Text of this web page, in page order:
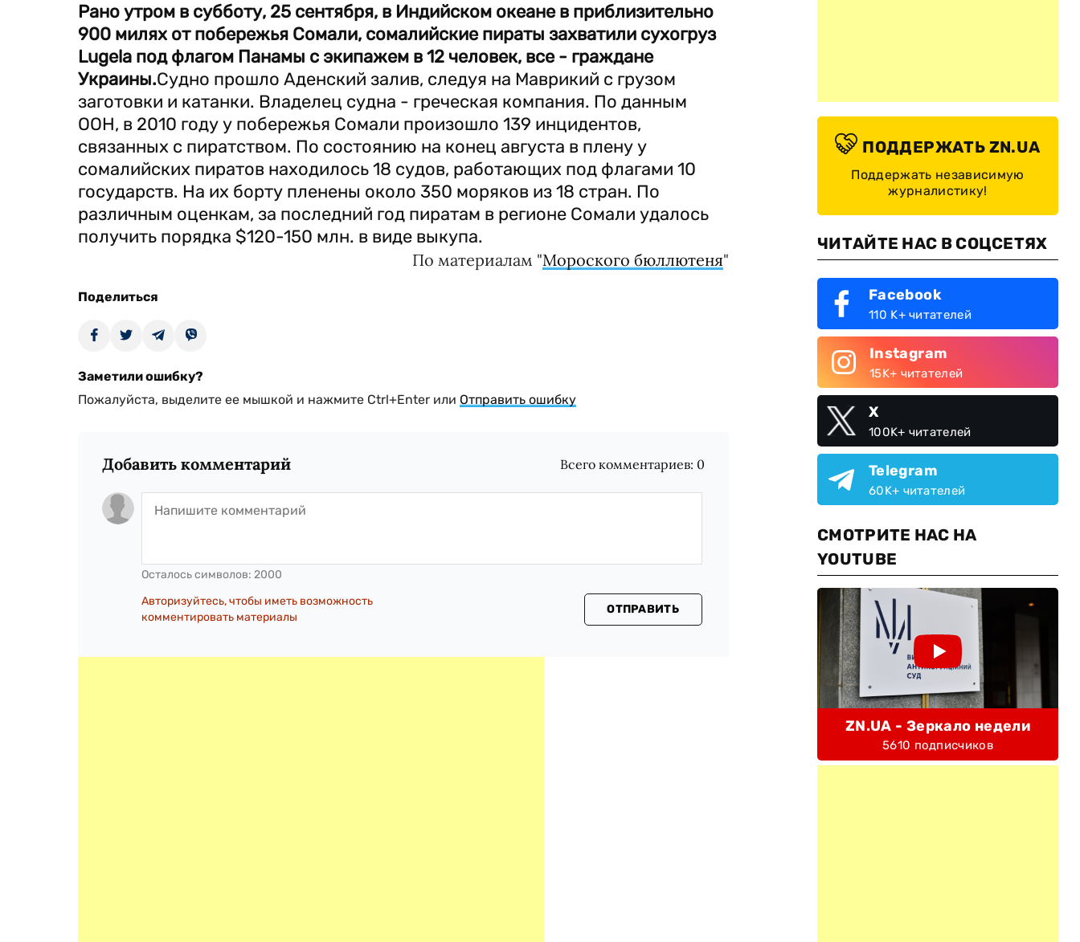
Рано утром в субботу, 25 сентября, в Индийском океане в приблизительно
900 милях от побережья Сомали, сомалийские пираты захватили сухогруз
Lugela под флагом Панамы с экипажем в 12 человек, все - граждане
Украины.Судно прошло Аденский залив, следуя на Маврикий с грузом
заготовки и катанки. Владелец судна - греческая компания. По данным
ООН, в 2010 году у побережья Сомали произошло 139 инцидентов,
связанных с пиратством. По состоянию на конец августа в плену у
сомалийских пиратов находилось 18 судов, работающих под флагами 10
государств. На их борту пленены около 350 моряков из 18 стран. По
различным оценкам, за последний год пиратам в регионе Сомали удалось
получить порядка $120-150 млн. в виде выкупа.
По материалам "Мороского бюллютеня"
Поделиться
Заметили ошибку?
Пожалуйста, выделите ее мышкой и нажмите Ctrl+Enter или Отправить ошибку
Добавить комментарий Всего комментариев: 0
Осталось символов: 2000
Авторизуйтесь, чтобы иметь возможность
комментировать материалы
ОТПРАВИТЬ
ПОДДЕРЖАТЬ ZN.UA
Поддержать независимую
журналистику!
ЧИТАЙТЕ НАС В СОЦСЕТЯХ
Facebook
110 K+ читателей
Instagram
15K+ читателей
X
100K+ читателей
Telegram
60K+ читателей
СМОТРИТЕ НАС НА
YOUTUBE
ZN.UA - Зеркало недели
5610 подписчиков